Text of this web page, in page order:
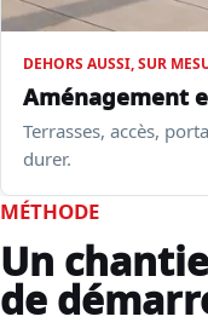
DEHORS AUSSI, SUR
Aménagement
Terrasses, accès,
durer.
MÉTHODE
Un
de